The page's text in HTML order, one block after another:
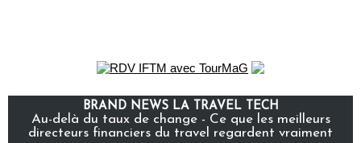
BRAND NEWS LA TRAVEL TECH
Au-delà du taux de change - Ce que les meilleurs
directeurs financiers du travel regardent vraiment